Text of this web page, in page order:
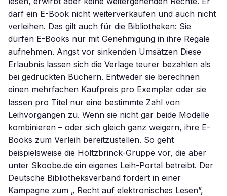
darf ein E-Book nicht weiterverkaufen und auch nicht
verleihen. Das gilt auch für die Bibliotheken: Sie
dürfen E-Books nur mit Genehmigung in ihre Regale
aufnehmen. Angst vor sinkenden Umsätzen Diese
Erlaubnis lassen sich die Verlage teurer bezahlen als
bei gedruckten Büchern. Entweder sie berechnen
einen mehrfachen Kaufpreis pro Exemplar oder sie
lassen pro Titel nur eine bestimmte Zahl von
Leihvorgängen zu. Wenn sie nicht gar beide Modelle
kombinieren – oder sich gleich ganz weigern, ihre E-
Books zum Verleih bereitzustellen. So geht
beispielsweise die Holtzbrinck-Gruppe vor, die aber
unter Skoobe.de ein eigenes Leih-Portal betreibt. Der
Deutsche Bibliotheksverband fordert in einer
Kampagne zum „ Recht auf elektronisches Lesen”,